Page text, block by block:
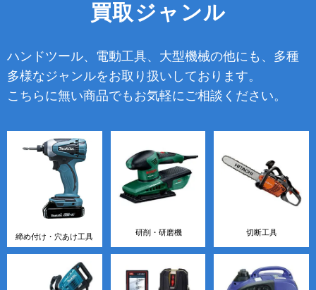
買取ジャンル
ハンドツール、電動工具、大型機械の他にも、多種
多様なジャンルをお取り扱いしております。
こちらに無い商品でもお気軽にご相談ください。
締め付け・穴あけ工具 研削・研磨機 切断工具